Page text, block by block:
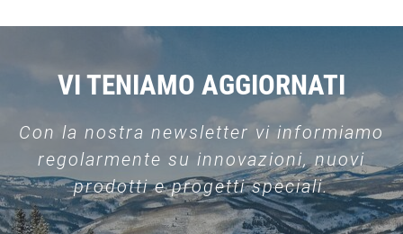
VI TENIAMO AGGIORNATI
Con la nostra newsletter vi informiamo
regolarmente su innovazioni, nuovi
prodotti e progetti speciali.